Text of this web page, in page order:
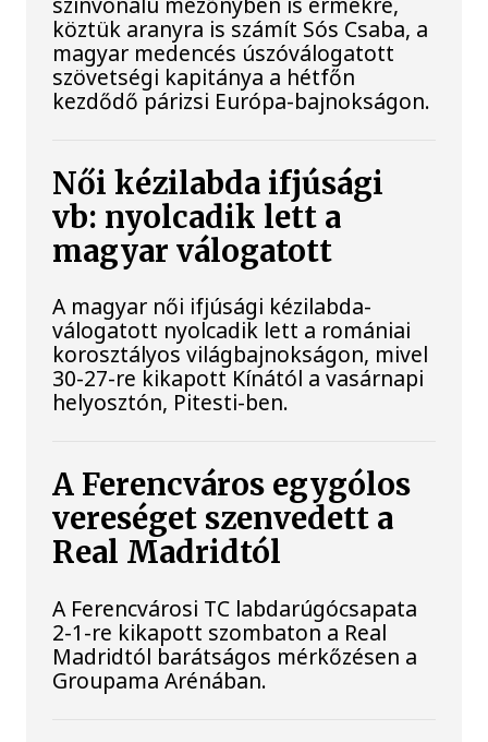
köztük aranyra is számít Sós Csaba, a
magyar medencés úszóválogatott
szövetségi kapitánya a hétfőn
kezdődő párizsi Európa-bajnokságon.
Női kézilabda ifjúsági
vb: nyolcadik lett a
magyar válogatott
A magyar női ifjúsági kézilabda-
válogatott nyolcadik lett a romániai
korosztályos világbajnokságon, mivel
30-27-re kikapott Kínától a vasárnapi
helyosztón, Pitesti-ben.
A Ferencváros egygólos
vereséget szenvedett a
Real Madridtól
A Ferencvárosi TC labdarúgócsapata
2-1-re kikapott szombaton a Real
Madridtól barátságos mérkőzésen a
Groupama Arénában.